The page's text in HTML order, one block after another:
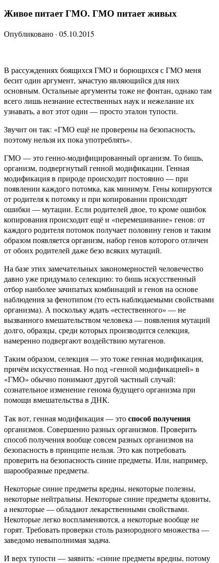
Живое питает ГМО. ГМО питает живых
Опубликовано · 05.10.2015
В рассуждениях боящихся ГМО и борющихся с ГМО меня
бесит один аргумент, зачастую являющийся для них
основным. Остальные аргументы тоже не фонтан, однако там
всего лишь незнание естественных наук и нежелание их
узнавать, а вот этот один — просто эталон тупости.
Звучит он так: «ГМО ещё не проверены на безопасность,
поэтому нельзя их пока употреблять».
ГМО — это генно-модифицированный организм. То бишь,
организм, подвергнутый генной модификации. Генная
модификация в природе происходит постоянно — при
появлении каждого потомка, как минимум. Гены копируются
от родителя к потомку и при копировании происходят
ошибки — мутации. Если родителей двое, то кроме ошибок
копирования происходит ещё и «перемешивание» генов: от
каждого родителя потомок получает половину генов и таким
образом появляется организм, набор генов которого отличен
от обоих родителей даже безо всяких мутаций.
На базе этих замечательных закономерностей человечество
давно уже придумало селекцию: то бишь искусственный
отбор наиболее зачипатых комбинаций и генов на основе
наблюдения за фенотипом (то есть наблюдаемыми свойствами
организма). А поскольку ждать «естественного» — не
вызванного вмешательством человека — появления мутаций
долго, образцы, среди которых производится селекция,
намеренно подвергают воздействию мутагенов.
Таким образом, селекция — это тоже генная модификация,
причём искусственная. Но под «генной модификацией» в
«ГМО» обычно понимают другой частный случай:
сознательное изменение генома будущего организма при
помощи вмешательства в ДНК.
Так вот, генная модификация — этоспособ получения
организмов. Совершенно разных организмов. Проверить
способ получения вообще совсем разных организмов на
безопасность в принципе нельзя. Это как потребовать
проверить на безопасность синие предметы. Или, например,
шарообразные предметы.
Некоторые синие предметы вредны, некоторые полезны,
некоторые нейтральны. Некоторые синие предметы ядовиты,
а некоторые — обладают лекарственными свойствами.
Некоторые легко воспламеняются, а некоторые вообще не
горят. Требовать проверки столь разнородного множества —
заведомо невыполнимая задача.
И верх тупости — заявить: «синие предметы вредны, потому